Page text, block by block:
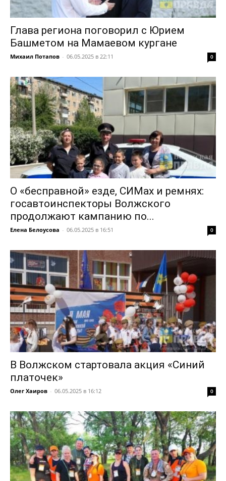
Глава региона поговорил с Юрием
Башметом на Мамаевом кургане
Михаил Потапов - 06.05.2025 в 22:11 0
О «бесправной» езде, СИМах и ремнях:
госавтоинспекторы Волжского
продолжают кампанию по...
Елена Белоусова - 06.05.2025 в 16:51 0
В Волжском стартовала акция «Синий
платочек»
Олег Хаиров - 06.05.2025 в 16:12 0